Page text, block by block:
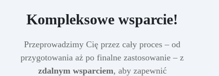
Kompleksowe wsparcie!
Przeprowadzimy Cię przez cały proces – od
przygotowania aż po finalne zastosowanie – z
zdalnym wsparciem, aby zapewnić